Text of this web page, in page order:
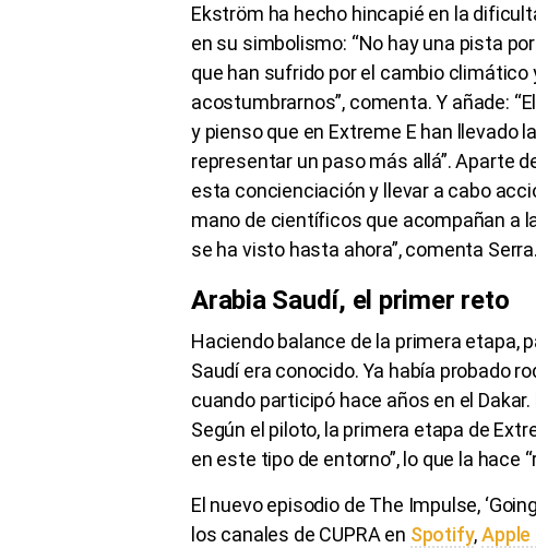
Ekström ha hecho hincapié en la
en su simbolismo: “No hay una pista
que han sufrido por el cambio climático
acostumbrarnos”, comenta. Y añade: “El
y pienso que en Extreme E han llevado
representar un paso más allá”. Aparte
esta concienciación y llevar a cabo
mano de científicos que acompañan a
se ha visto hasta ahora”, comenta Serra.
Arabia Saudí, el primer reto
Haciendo balance de la primera etapa,
Saudí era conocido. Ya había probado
cuando participó hace años en el
Según el piloto, la primera etapa de
en este tipo de entorno”, lo que la hace
El nuevo episodio de The Impulse,
los canales de CUPRA en Spotify,